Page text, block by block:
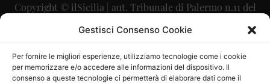
Gestisci Consenso Cookie
Per fornire le migliori esperienze, utilizziamo tecnologie come i cookie
per memorizzare e/o accedere alle informazioni del dispositivo. Il
consenso a queste tecnologie ci permetterà di elaborare dati come il
Copyright © ilSicilia | aut. Tribunale di Palermo n.11 del
29/09/2015
Direttore Editoriale: Maurizio Scaglione